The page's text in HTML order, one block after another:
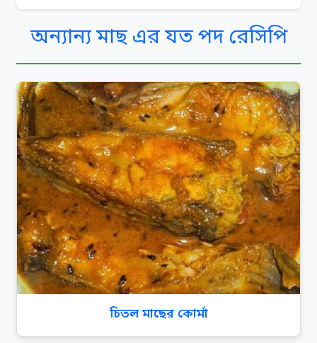
অন্যান্য মাছ এর যত পদ রেসিপি
চিতল মাছের কোর্মা